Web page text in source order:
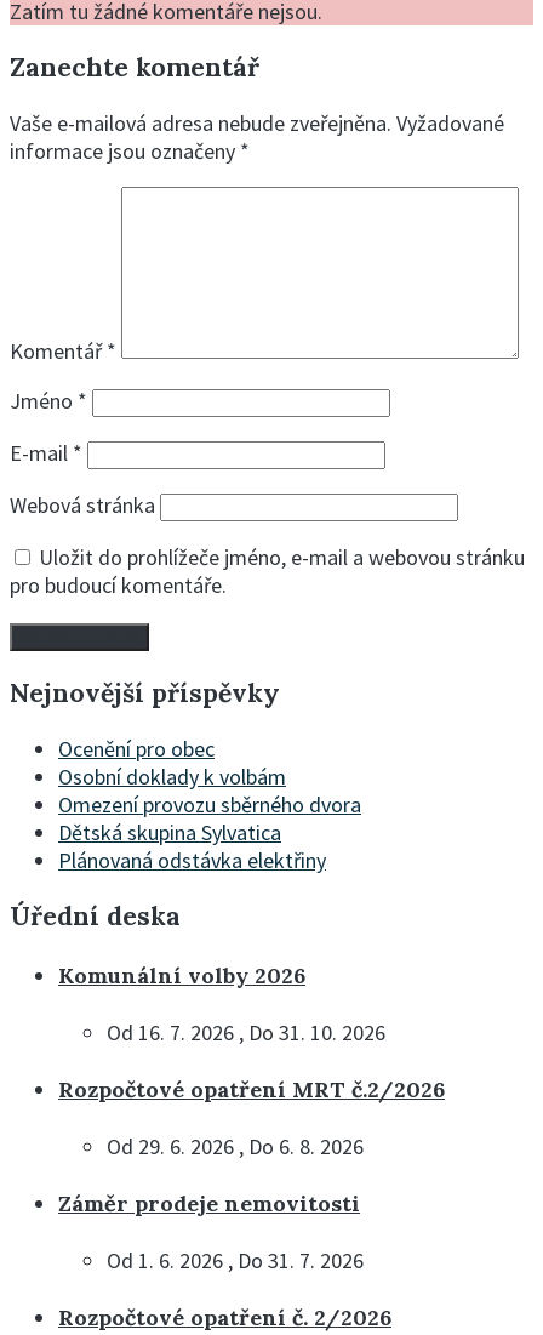
Zatím tu žádné komentáře nejsou.
Zanechte komentář
Vaše e-mailová adresa nebude zveřejněna. Vyžadované
informace jsou označeny *
Komentář*
Jméno *
E-mail *
Webová stránka
Uložit do prohlížeče jméno, e-mail a webovou stránku
pro budoucí komentáře.
Nejnovější příspěvky
Ocenění pro obec
Osobní doklady k volbám
Omezení provozu sběrného dvora
Dětská skupina Sylvatica
Plánovaná odstávka elektřiny
Úřední deska
Komunální volby 2026
Od 16. 7. 2026 , Do 31. 10. 2026
Rozpočtové opatření MRT č.2/2026
Od 29. 6. 2026 , Do 6. 8. 2026
Záměr prodeje nemovitosti
Od 1. 6. 2026 , Do 31. 7. 2026
Rozpočtové opatření č. 2/2026